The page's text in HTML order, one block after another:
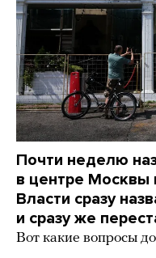
Почти неделю
в центре Москвы
Власти сразу
и сразу же
Вот какие вопросы